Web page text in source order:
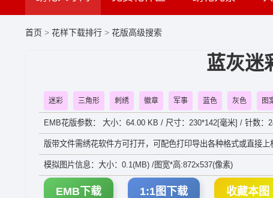
首页 > 花样下载排行 > 花版高级搜索
蓝灰迷
迷彩 三角形 刺绣 徽章 军事 蓝色 灰色 图
EMB花版参数： 大小：64.00 KB / 尺寸：230*142[毫米] / 针数
版带文件需绣花软件方可打开，可配色打印导出各种格式或直接上
模拟图片信息：大小：0.1(MB) /图宽*高:872x537(像素)
EMB下载 1:1图下载 收藏本图